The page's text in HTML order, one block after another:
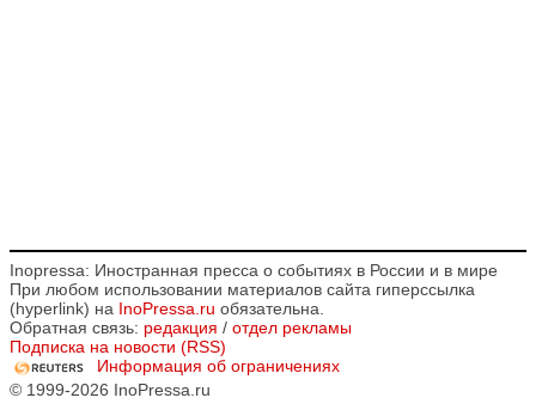
Inopressa: Иностранная пресса о событиях в России и в мире
При любом использовании материалов сайта гиперссылка
(hyperlink) на InoPressa.ru обязательна.
Обратная связь: редакция / отдел рекламы
Подписка на новости (RSS)
Информация об ограничениях
© 1999-2026 InoPressa.ru